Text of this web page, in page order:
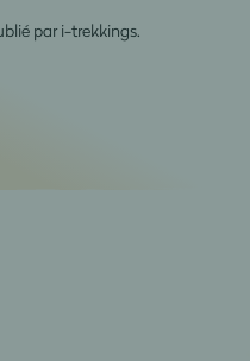
par i-trekkings.